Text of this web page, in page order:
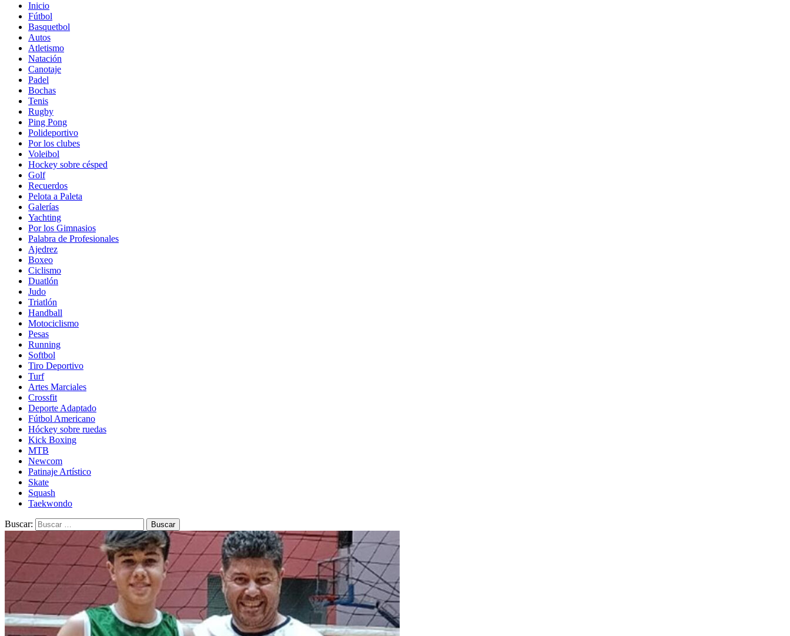
Inicio
Fútbol
Basquetbol
Autos
Atletismo
Natación
Canotaje
Padel
Bochas
Tenis
Rugby
Ping Pong
Polideportivo
Por los clubes
Voleibol
Hockey sobre césped
Golf
Recuerdos
Pelota a Paleta
Galerías
Yachting
Por los Gimnasios
Palabra de Profesionales
Ajedrez
Boxeo
Ciclismo
Duatlón
Judo
Triatlón
Handball
Motociclismo
Pesas
Running
Softbol
Tiro Deportivo
Turf
Artes Marciales
Crossfit
Deporte Adaptado
Fútbol Americano
Hóckey sobre ruedas
Kick Boxing
MTB
Newcom
Patinaje Artístico
Skate
Squash
Taekwondo
Buscar: